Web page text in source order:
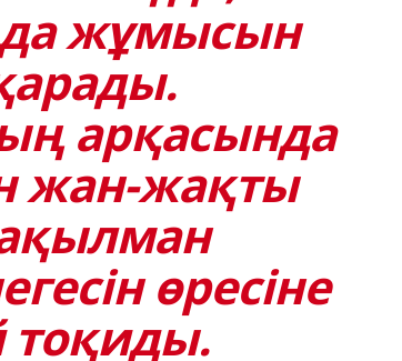
жұмысын
арқасында
жан-жақты
өресіне